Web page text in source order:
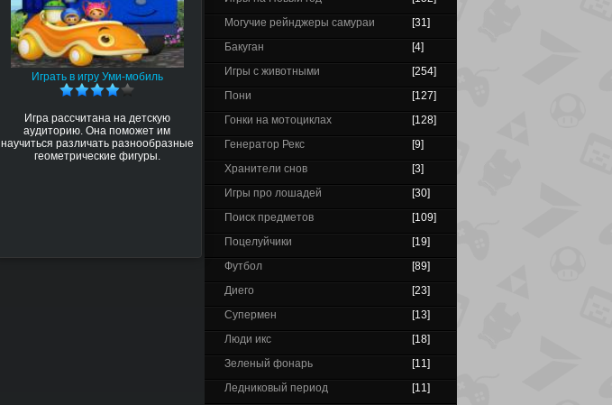
Играть в игру Уми-мобиль
Игра рассчитана на детскую
аудиторию. Она поможет им
научиться различать разнообразные
геометрические фигуры.
Могучие рейнджеры самураи
[31]
Бакуган
[4]
Игры с животными
[254]
Пони
[127]
Гонки на мотоциклах
[128]
Генератор Рекс
[9]
Хранители снов
[3]
Игры про лошадей
[30]
Поиск предметов
[109]
Поцелуйчики
[19]
Футбол
[89]
Диего
[23]
Супермен
[13]
Люди икс
[18]
Зеленый фонарь
[11]
Ледниковый период
[11]